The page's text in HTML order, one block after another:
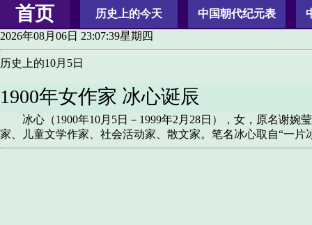
首页 历史上的今天 中国朝代纪元表
2026年08月06日 23:07:39星期四
历史上的10月5日
1900年女作家 冰心诞辰
冰心（1900年10月5日－1999年2月28日），女，原名谢婉
家、儿童文学作家、社会活动家、散文家。笔名冰心取自“一片